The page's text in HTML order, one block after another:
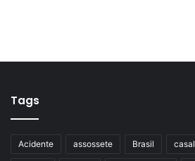
Tags
Acidente assossete Brasil casal